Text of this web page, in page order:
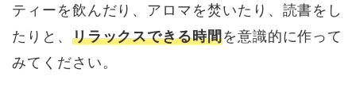
ティーを飲んだり、アロマを焚いたり、読書をし
たりと、 リラックスできる時間を意識的に作って
みてください。